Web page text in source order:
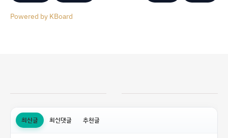
Powered by KBoard
최신글 최신댓글 추천글